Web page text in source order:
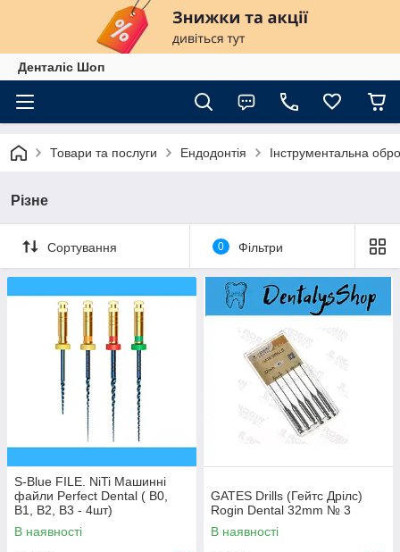
Денталіс Шоп
Товари та послуги Ендодонтія Інструментальна
Різне
Сортування 0 Фільтри
S-Blue FILE. NiTi Машинні
файли Perfect Dental ( B0,
B1, B2, B3 - 4шт)
В наявності
GATES Drills (Гейтс Дрілc)
Rogin Dental 32mm № 3
В наявності